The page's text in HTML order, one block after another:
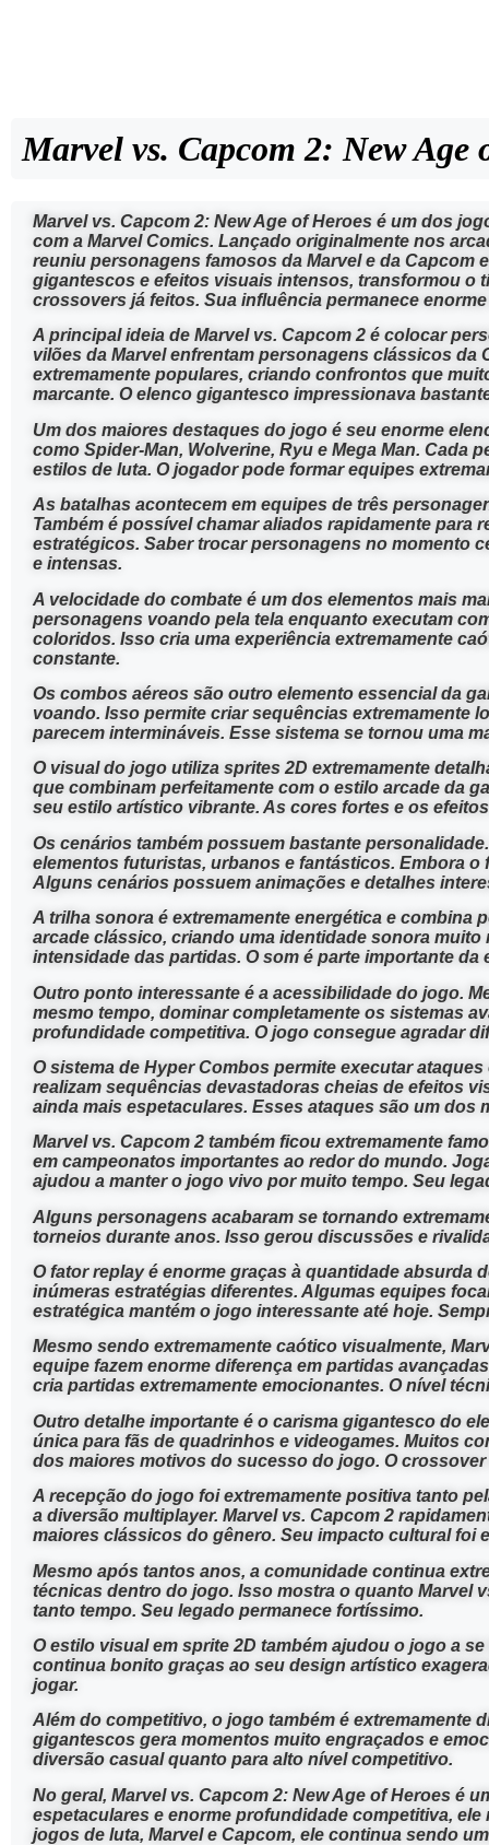
Marvel vs. Capcom 2: New Age
Marvel vs. Capcom 2: New Age of Heroes é um dos
com a Marvel Comics. Lançado originalmente nos
reuniu personagens famosos da Marvel e da Capcom
gigantescos e efeitos visuais intensos, transformou o
crossovers já feitos. Sua influência permanece
A principal ideia de Marvel vs. Capcom 2 é colocar
vilões da Marvel enfrentam personagens clássicos
extremamente populares, criando confrontos que
marcante. O elenco gigantesco impressionava
Um dos maiores destaques do jogo é seu enorme
como Spider-Man, Wolverine, Ryu e Mega Man. Cada
estilos de luta. O jogador pode formar equipes
As batalhas acontecem em equipes de três
Também é possível chamar aliados rapidamente para
estratégicos. Saber trocar personagens no momento
e intensas.
A velocidade do combate é um dos elementos mais
personagens voando pela tela enquanto executam
coloridos. Isso cria uma experiência extremamente
constante.
Os combos aéreos são outro elemento essencial da
voando. Isso permite criar sequências extremamente
parecem intermináveis. Esse sistema se tornou uma
O visual do jogo utiliza sprites 2D extremamente
que combinam perfeitamente com o estilo arcade da
seu estilo artístico vibrante. As cores fortes e os
Os cenários também possuem bastante
elementos futuristas, urbanos e fantásticos. Embora
Alguns cenários possuem animações e detalhes
A trilha sonora é extremamente energética e combina
arcade clássico, criando uma identidade sonora
intensidade das partidas. O som é parte importante da
Outro ponto interessante é a acessibilidade do jogo.
mesmo tempo, dominar completamente os sistemas
profundidade competitiva. O jogo consegue agradar
O sistema de Hyper Combos permite executar
realizam sequências devastadoras cheias de efeitos
ainda mais espetaculares. Esses ataques são um dos
Marvel vs. Capcom 2 também ficou extremamente
em campeonatos importantes ao redor do mundo.
ajudou a manter o jogo vivo por muito tempo. Seu
Alguns personagens acabaram se tornando
torneios durante anos. Isso gerou discussões e
O fator replay é enorme graças à quantidade
inúmeras estratégias diferentes. Algumas equipes
estratégica mantém o jogo interessante até hoje.
Mesmo sendo extremamente caótico visualmente,
equipe fazem enorme diferença em partidas
cria partidas extremamente emocionantes. O nível
Outro detalhe importante é o carisma gigantesco do
única para fãs de quadrinhos e videogames. Muitos
dos maiores motivos do sucesso do jogo. O
A recepção do jogo foi extremamente positiva tanto
a diversão multiplayer. Marvel vs. Capcom 2
maiores clássicos do gênero. Seu impacto cultural foi
Mesmo após tantos anos, a comunidade continua
técnicas dentro do jogo. Isso mostra o quanto Marvel
tanto tempo. Seu legado permanece fortíssimo.
O estilo visual em sprite 2D também ajudou o jogo a
continua bonito graças ao seu design artístico
jogar.
Além do competitivo, o jogo também é extremamente
gigantescos gera momentos muito engraçados e
diversão casual quanto para alto nível competitivo.
No geral, Marvel vs. Capcom 2: New Age of Heroes é
espetaculares e enorme profundidade competitiva,
jogos de luta, Marvel e Capcom, ele continua sendo